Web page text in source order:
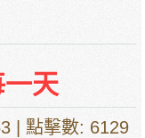
天
| 點擊數: 6129